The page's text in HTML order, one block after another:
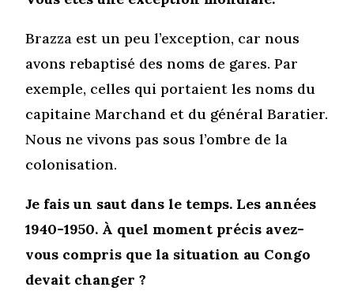
Brazza est un peu l’exception, car nous
avons rebaptisé des noms de gares. Par
exemple, celles qui portaient les noms du
capitaine Marchand et du général Baratier.
Nous ne vivons pas sous l’ombre de la
colonisation.
Je fais un saut dans le temps. Les années
1940-1950. À quel moment précis avez-
vous compris que la situation au Congo
devait changer ?